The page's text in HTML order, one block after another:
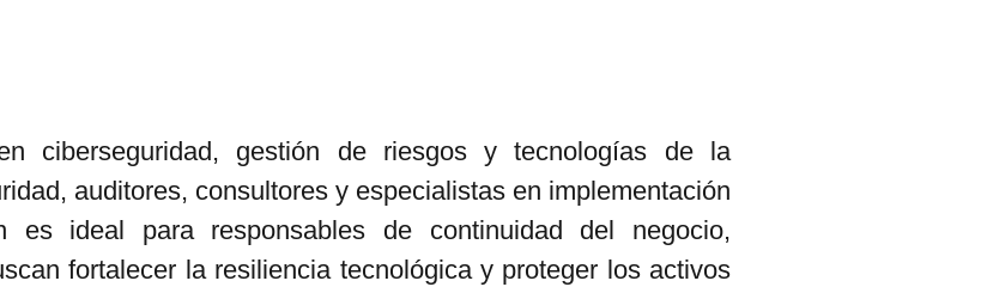
ciberseguridad, gestión de riesgos y tecnologías de la
auditores, consultores y especialistas en implementación
es ideal para responsables de continuidad del negocio,
fortalecer la resiliencia tecnológica y proteger los activos